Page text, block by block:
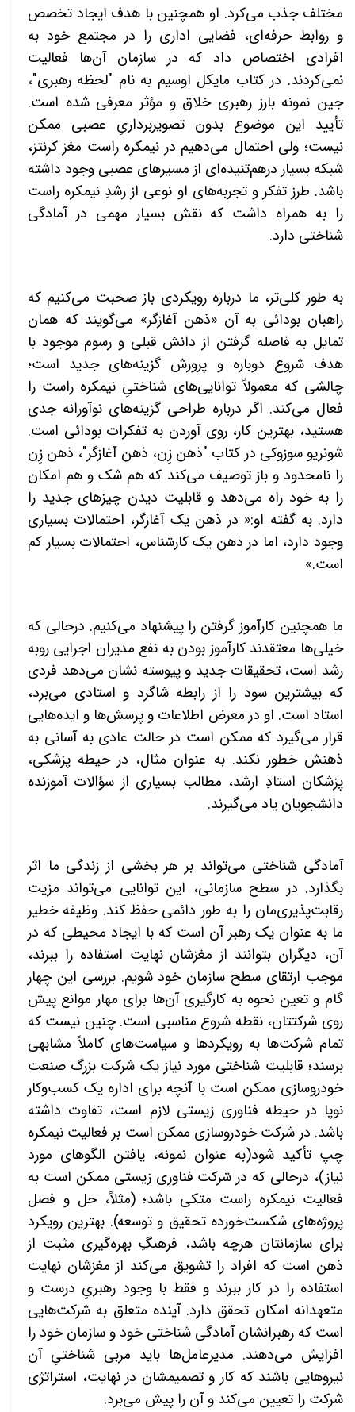
مختلف جذب می‌کرد. او همچنین با هدف ایجاد تخصص
و روابط حرفه‌ای، فضایی اداری را در مجتمع خود به
افرادی اختصاص داد که در سازمان آن‌ها فعالیت
نمی‌کردند. در کتاب مایکل اوسیم به نام "لحظه رهبری"،
جین نمونه بارز رهبری خلاق و مؤثر معرفی شده است.
تأیید این موضوع بدون تصویربرداریِ عصبی ممکن
نیست؛ ولی احتمال می‌دهیم در نیمکره راست مغز کرنتز،
شبکه بسیار درهم‌تنیده‌ای از مسیرهای عصبی وجود داشته
باشد. طرز تفکر و تجربه‌های او نوعی از رشدِ نیمکره راست
را به همراه داشت که نقش بسیار مهمی در آمادگی
شناختی دارد.
به طور کلی‌تر، ما درباره رویکردی باز صحبت می‌کنیم که
راهبان بودائی به آن «ذهن آغازگر» می‌گویند که همان
تمایل به فاصله گرفتن از دانش قبلی و رسوم موجود با
هدف شروع دوباره و پرورش گزینه‌های جدید است؛
چالشی که معمولاً توانایی‌های شناختیِ نیمکره راست را
فعال می‌کند. اگر درباره طراحی گزینه‌های نوآورانه جدی
هستید، بهترین کار، روی آوردن به تفکرات بودائی است.
شونریو سوزوکی در کتاب "ذهن زِن، ذهن آغازگر"، ذهن زِن
را نامحدود و باز توصیف می‌کند که هم شک و هم امکان
را به خود راه می‌دهد و قابلیت دیدن چیزهای جدید را
دارد. به گفته او:« در ذهن یک آغازگر، احتمالات بسیاری
وجود دارد، اما در ذهن یک کارشناس، احتمالات بسیار کم
است.»
ما همچنین کارآموز گرفتن را پیشنهاد می‌کنیم. درحالی که
خیلی‌ها معتقدند کارآموز بودن به نفع مدیران اجرایی روبه
رشد است، تحقیقات جدید و پیوسته نشان می‌دهد فردی
که بیشترین سود را از رابطه شاگرد و استادی می‌برد،
استاد است. او در معرض اطلاعات و پرسش‌ها و ایده‌هایی
قرار می‌گیرد که ممکن است در حالت عادی به آسانی به
ذهنش خطور نکند. به عنوان مثال، در حیطه پزشکی،
پزشکان استادِ ارشد، مطالب بسیاری از سؤالات آموزنده
دانشجویان یاد می‌گیرند.
آمادگی شناختی می‌تواند بر هر بخشی از زندگی ما اثر
بگذارد. در سطح سازمانی، این توانایی می‌تواند مزیت
رقابت‌پذیری‌مان را به طور دائمی حفظ کند. وظیفه خطیر
ما به عنوان یک رهبر آن است که با ایجاد محیطی که در
آن، دیگران بتوانند از مغزشان نهایت استفاده را ببرند،
موجب ارتقای سطح سازمان خود شویم. بررسی این چهار
گام و تعین نحوه به کارگیری آن‌ها برای مهار موانع پیش
روی شرکتتان، نقطه شروع مناسبی است. چنین نیست که
تمام شرکت‌ها به رویکردها و سیاست‌های کاملاً مشابهی
برسند؛ قابلیت شناختی مورد نیاز یک شرکت بزرگ صنعت
خودروسازی ممکن است با آنچه برای اداره یک کسب‌وکار
نوپا در حیطه فناوری زیستی لازم است، تفاوت داشته
باشد. در شرکت خودروسازی ممکن است بر فعالیت نیمکره
چپ تأکید شود(به عنوان نمونه، یافتن الگوهای مورد
نیاز)، درحالی که در شرکت فناوری زیستی ممکن است به
فعالیت نیمکره راست متکی باشد؛ (مثلاً، حل و فصل
پروژه‌های شکست‌خورده تحقیق و توسعه). بهترین رویکرد
برای سازمانتان هرچه باشد، فرهنگِ بهره‌گیری مثبت از
ذهن است که افراد را تشویق می‌کند از مغزشان نهایت
استفاده را در کار ببرند و فقط با وجود رهبریِ درست و
متعهدانه امکان تحقق دارد. آینده متعلق به شرکت‌هایی
است که رهبرانشان آمادگی شناختی خود و سازمان خود را
افزایش می‌دهند. مدیرعامل‌ها باید مربی شناختیِ آن
نیروهایی باشند که کار و تصمیمشان در نهایت، استراتژی
شرکت را تعیین می‌کند و آن را پیش می‌برد.